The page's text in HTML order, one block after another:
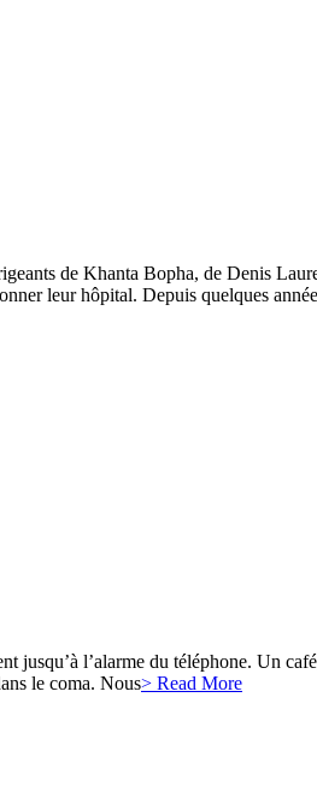
de Khanta Bopha, de Denis
leur hôpital. Depuis quelques
l’alarme du téléphone. Un
le coma. Nous> Read More